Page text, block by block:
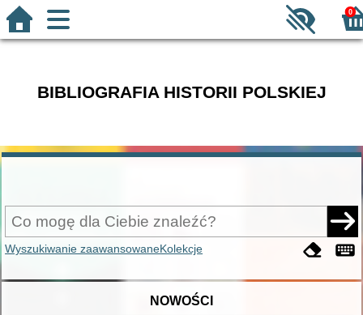
0
BIBLIOGRAFIA HISTORII POLSKIEJ
Wyszukiwanie zaawansowaneKolekcje
NOWOŚCI